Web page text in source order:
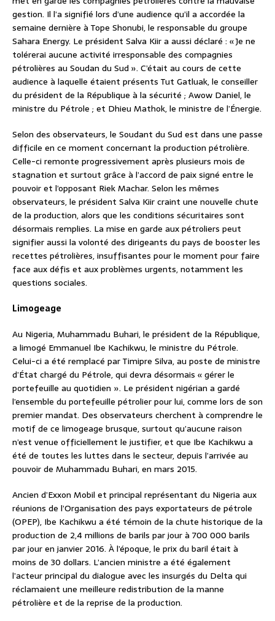
gestion. Il l’a signifié lors d’une audience qu’il a accordée la
semaine dernière à Tope Shonubi, le responsable du groupe
Sahara Energy. Le président Salva Kiir a aussi déclaré : « Je ne
tolérerai aucune activité irresponsable des compagnies
pétrolières au Soudan du Sud ». C’était au cours de cette
audience à laquelle étaient présents Tut Gatluak, le conseiller
du président de la République à la sécurité ; Awow Daniel, le
ministre du Pétrole ; et Dhieu Mathok, le ministre de l’Énergie.
Selon des observateurs, le Soudant du Sud est dans une passe
difficile en ce moment concernant la production pétrolière.
Celle-ci remonte progressivement après plusieurs mois de
stagnation et surtout grâce à l’accord de paix signé entre le
pouvoir et l’opposant Riek Machar. Selon les mêmes
observateurs, le président Salva Kiir craint une nouvelle chute
de la production, alors que les conditions sécuritaires sont
désormais remplies. La mise en garde aux pétroliers peut
signifier aussi la volonté des dirigeants du pays de booster les
recettes pétrolières, insuffisantes pour le moment pour faire
face aux défis et aux problèmes urgents, notamment les
questions sociales.
Limogeage
Au Nigeria, Muhammadu Buhari, le président de la République,
a limogé Emmanuel Ibe Kachikwu, le ministre du Pétrole.
Celui-ci a été remplacé par Timipre Silva, au poste de ministre
d’État chargé du Pétrole, qui devra désormais « gérer le
portefeuille au quotidien ». Le président nigérian a gardé
l’ensemble du portefeuille pétrolier pour lui, comme lors de son
premier mandat. Des observateurs cherchent à comprendre le
motif de ce limogeage brusque, surtout qu’aucune raison
n’est venue officiellement le justifier, et que Ibe Kachikwu a
été de toutes les luttes dans le secteur, depuis l’arrivée au
pouvoir de Muhammadu Buhari, en mars 2015.
Ancien d’Exxon Mobil et principal représentant du Nigeria aux
réunions de l’Organisation des pays exportateurs de pétrole
(OPEP), Ibe Kachikwu a été témoin de la chute historique de la
production de 2,4 millions de barils par jour à 700 000 barils
par jour en janvier 2016. À l’époque, le prix du baril était à
moins de 30 dollars. L’ancien ministre a été également
l’acteur principal du dialogue avec les insurgés du Delta qui
réclamaient une meilleure redistribution de la manne
pétrolière et de la reprise de la production.